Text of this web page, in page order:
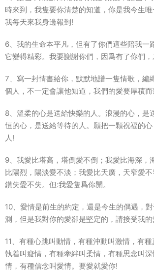
時來到，我隻要你清楚的知道，你是我今生
我每天來我身邊報到!
6、我的生命本平凡，但有了你們這些陪我一
它變得精彩。我要謝謝你們，因爲有了你們，
7、寫一封情書給你，默默地譜一隻情歌，編
個人，不一定會讓他知道，我們的愛要厚積而
8、溫柔的心是送給快樂的人。浪漫的心，是
恒的心，是送給等待的人。願把一顆祝福的
人!
9、我愛比塔高，塔倒愛不倒；我愛比海深，
比陽烈，陽淡愛不淡；我愛比天廣，天窄愛不
鑽失愛不失。但:我愛隻爲你開。
10、愛情是前生的約定，還是今生的偶遇，
測，但是我對你的愛卻是堅定的，請接受我的
11、有種心跳叫動情，有種沖動叫激情，有
執着叫癡情，有種牽絆叫柔情，有種思念叫
情，有種信念叫愛情。要愛就愛你!